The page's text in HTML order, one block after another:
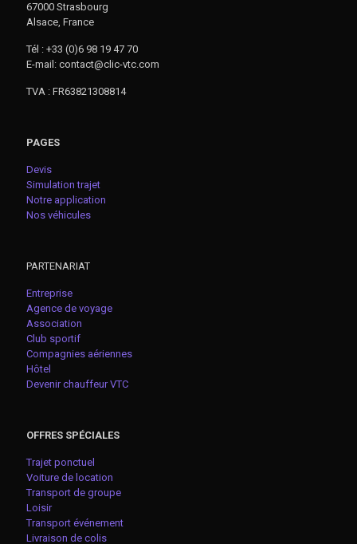
67000 Strasbourg
Alsace, France
Tél : +33 (0)6 98 19 47 70
E-mail: contact@clic-vtc.com
TVA : FR63821308814
PAGES
Devis
Simulation trajet
Notre application
Nos véhicules
PARTENARIAT
Entreprise
Agence de voyage
Association
Club sportif
Compagnies aériennes
Hôtel
Devenir chauffeur VTC
OFFRES SPÉCIALES
Trajet ponctuel
Voiture de location
Transport de groupe
Loisir
Transport événement
Livraison de colis